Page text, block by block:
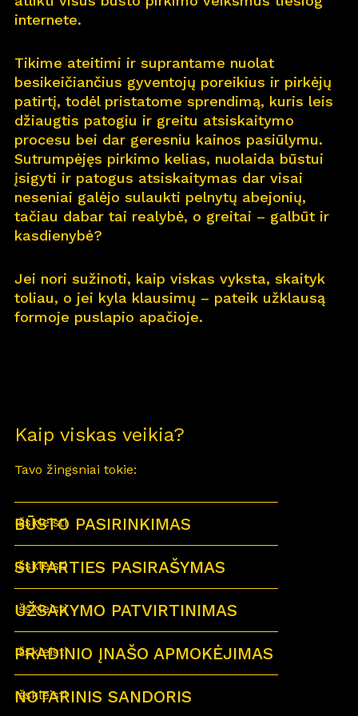
Apiemus
Karjera 11
Naujienos
Nauj ų namų kortelė
Kontaktai
internete.
Tikime ateitimi ir suprantame nuolat
besikeičiančius gyventojų poreikius ir pirkėjų
patirtį, todėl pristatome sprendimą, kuris leis
džiaugtis patogiu ir greitu atsiskaitymo
procesu bei dar geresniu kainos pasiūlymu.
Sutrumpėjęs pirkimo kelias, nuolaida būstui
įsigyti ir patogus atsiskaitymas dar visai
neseniai galėjo sulaukti pelnytų abejonių,
tačiau dabar tai realybė, o greitai – galbūt ir
kasdienybė?
Jei nori sužinoti, kaip viskas vyksta, skaityk
toliau, o jei kyla klausimų – pateik užklausą
formoje puslapio apačioje.
Kaip viskas veikia?
Tavo žingsniai tokie:
Išskleisti
BŪSTO PASIRINKIMAS
Išskleisti
SUTARTIES PASIRAŠYMAS
Išskleisti
UŽSAKYMO PATVIRTINIMAS
Išskleisti
PRADINIO ĮNAŠO APMOKĖJIMAS
Išskleisti
NOTARINIS SANDORIS